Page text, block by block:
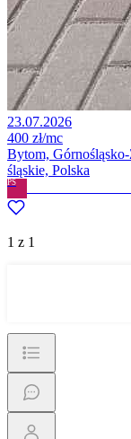
23.07.2026
400 zł/mc
Bytom,
śląskie, Polska
PS
1 z 1